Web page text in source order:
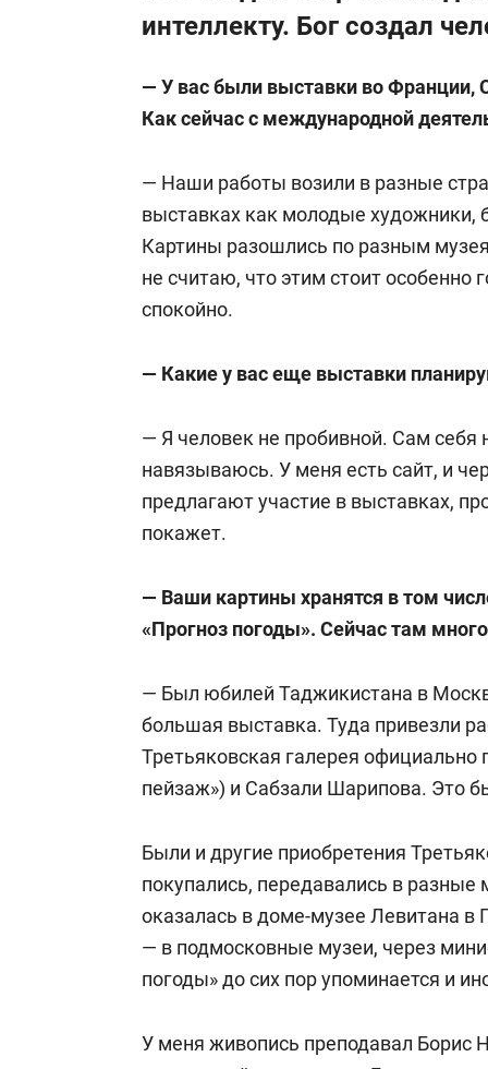
интеллекту. Бог создал
— У вас были выставки во Франции,
Как сейчас с международной
— Наши работы возили в разные
выставках как молодые
Картины разошлись по разным
не считаю, что этим стоит особенно
спокойно.
— Какие у вас еще выставки
— Я человек не пробивной. Сам
навязываюсь. У меня есть сайт, и
предлагают участие в выставках,
покажет.
— Ваши картины хранятся в том
«Прогноз погоды». Сейчас там
— Был юбилей Таджикистана в
большая выставка. Туда привезли
Третьяковская галерея
пейзаж») и Сабзали Шарипова. Это
Были и другие приобретения
покупались, передавались в
оказалась в доме-музее Левитана в
— в подмосковные музеи, через
погоды» до сих пор упоминается и
У меня живопись преподавал Борис